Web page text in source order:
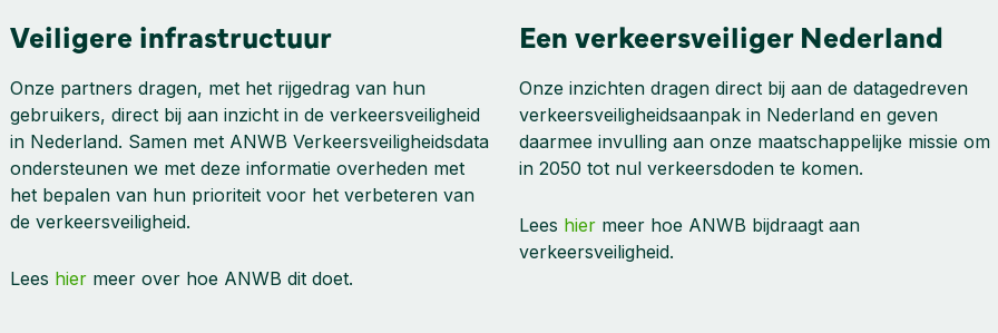
Veiligere infrastructuur
Onze partners dragen, met het rijgedrag van hun
gebruikers, direct bij aan inzicht in de verkeersveiligheid
in Nederland. Samen met ANWB Verkeersveiligheidsdata
ondersteunen we met deze informatie overheden met
het bepalen van hun prioriteit voor het verbeteren van
de verkeersveiligheid.
Lees hier meer over hoe ANWB dit doet.
Een verkeersveiliger Nederland
Onze inzichten dragen direct bij aan de datagedreven
verkeersveiligheidsaanpak in Nederland en geven
daarmee invulling aan onze maatschappelijke missie om
in 2050 tot nul verkeersdoden te komen.
Lees hier meer hoe ANWB bijdraagt aan
verkeersveiligheid.